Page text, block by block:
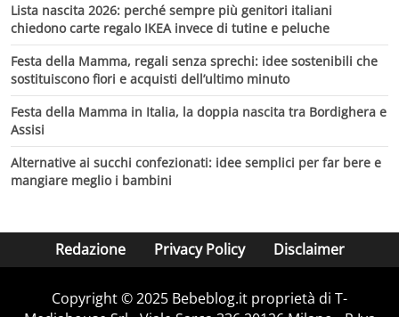
Lista nascita 2026: perché sempre più genitori italiani
chiedono carte regalo IKEA invece di tutine e peluche
Festa della Mamma, regali senza sprechi: idee sostenibili che
sostituiscono fiori e acquisti dell’ultimo minuto
Festa della Mamma in Italia, la doppia nascita tra Bordighera e
Assisi
Alternative ai succhi confezionati: idee semplici per far bere e
mangiare meglio i bambini
Redazione Privacy Policy Disclaimer
Copyright © 2025 Bebeblog.it proprietà di T-